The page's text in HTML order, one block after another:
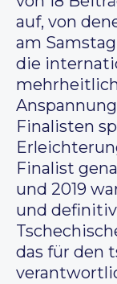
auf, von
am
die
Finalisten
Finalist
und 2019
und
das für den